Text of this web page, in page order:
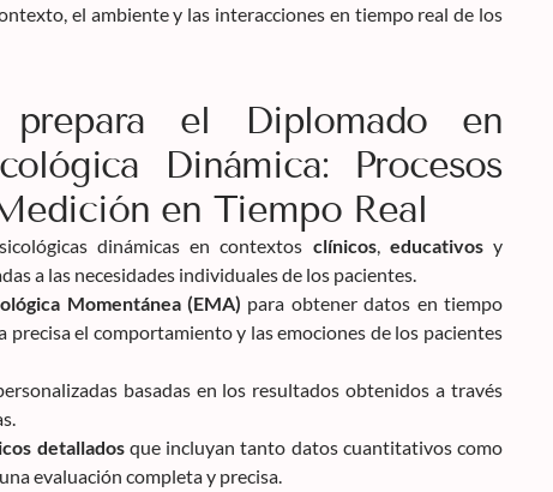
el ambiente y las interacciones en tiempo real de los
el Diplomado en
Dinámica: Procesos
en Tiempo Real
dinámicas en contextos clínicos, educativosy
a las necesidades individuales de los pacientes.
Momentánea (EMA) para obtener datos en tiempo
precisa el comportamiento y las emociones de los pacientes
basadas en los resultados obtenidos a través
detalladosque incluyan tanto datos cuantitativos como
evaluación completa y precisa.